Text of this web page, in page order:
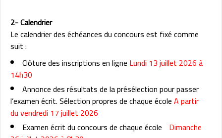
2- Calendrier
Le calendrier des échéances du concours est fixé comme
suit :
Clôture des inscriptions en ligne Lundi 13 juillet 2026 à
14h30
Annonce des résultats de la présélection pour passer
l’examen écrit. Sélection propres de chaque écoleA partir
du vendredi 17 juillet 2026
Examen écrit du concours de chaque école Dimanche